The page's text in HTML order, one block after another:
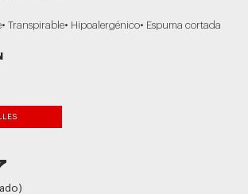
Transpirable• Hipoalergénico• Espuma cortada